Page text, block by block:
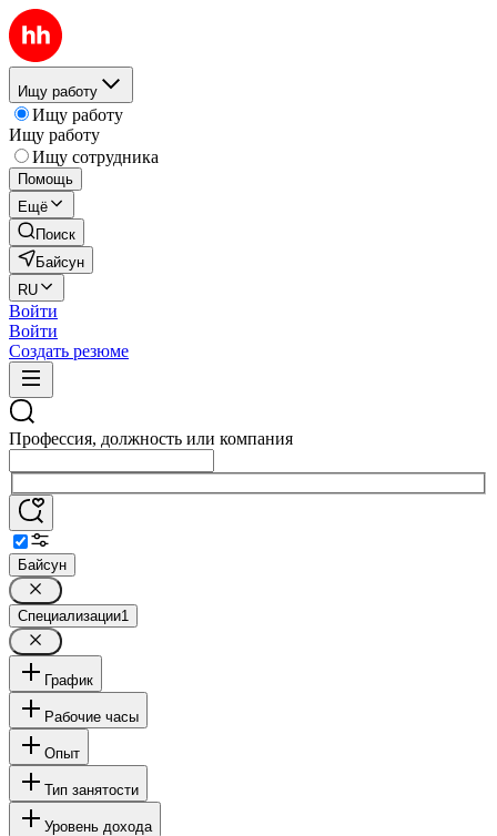
Ищу работу
Ищу работу
Ищу работу
Ищу сотрудника
Помощь
Ещё
Поиск
Байсун
RU
Войти
Войти
Создать резюме
Профессия, должность или компания
Байсун
Специализации1
График
Рабочие часы
Опыт
Тип занятости
Уровень дохода